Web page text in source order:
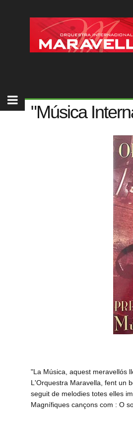
"Música
"La Música, aquest meravellós
L'Orquestra Maravella, fent un
seguit de melodies totes elles
Magnífiques cançons com : O